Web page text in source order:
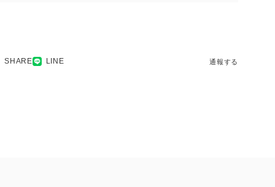
SHARE LINE 通報する